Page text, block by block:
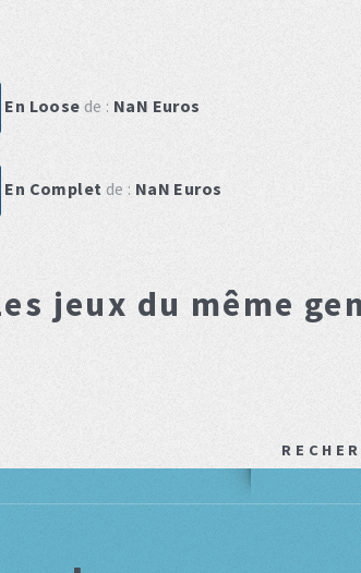
En Loose de : NaN Euros
En Complet de : NaN Euros
jeux du même